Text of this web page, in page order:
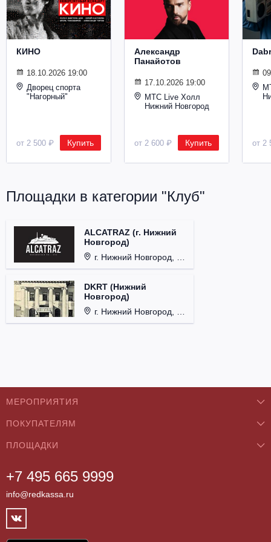
Металл
КИНО
18.10.2026 19:00
Дворец спорта
"Нагорный"
от 2 500 ₽ Купить
Александр
Панайотов
17.10.2026 19:00
МТС Live Холл
Нижний Новгород
от 2 600 ₽ Купить от 2
Площадки в категории "Клуб"
ALCATRAZ (г. Нижний
Новгород)
г. Нижний Новгород, ул. Почаинская, д. 21Б.
DKRT (Нижний
Новгород)
г. Нижний Новгород, ул. Большая Покровская, д. 18.
+7 495 665 9999
info@redkassa.ru
МЕРОПРИЯТИЯ
Концерты
Классика
Театры
Фестивали
Спорт
ПОКУПАТЕЛЯМ
О нас
Как купить
Возврат билетов
Контакты
ПЛОЩАДКИ
Бар/Ресторан/Кафе
Клуб
Концертный зал